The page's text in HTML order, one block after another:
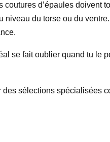
d’épaules doivent
niveau du torse ou du
se fait oublier quand tu le
sélections spécialisées